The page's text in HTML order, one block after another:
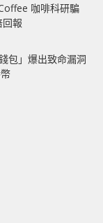
咖啡科研騙
報
包」爆出致命漏洞